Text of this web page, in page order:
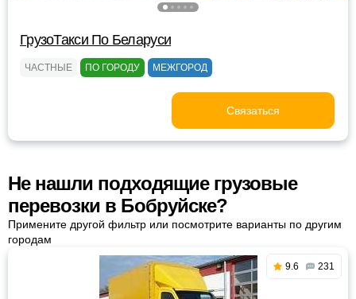
ГрузоТакси По Беларуси
ЧАСТНЫЕ ПО ГОРОДУ МЕЖГОРОД
Связаться
Не нашли подходящие грузовые
перевозки в Бобруйске?
Примените другой фильтр или посмотрите варианты по другим
городам
9.6 231